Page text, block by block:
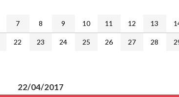
7 8 9 10 11 12 13
22 23 24 25 26 27 28
22/04/2017